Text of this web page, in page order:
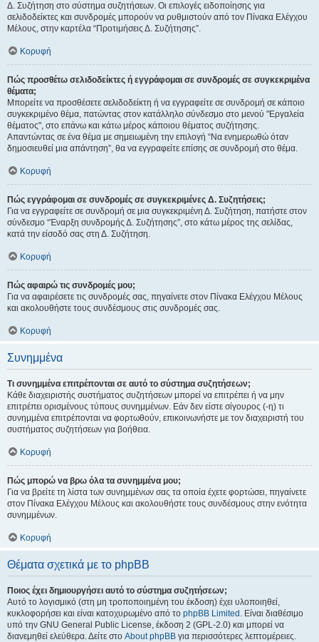
Δ. Συζήτηση στο σύστημα συζητήσεων. Οι επιλογές ειδοποίησης για
σελιδοδείκτες και συνδρομές μπορούν να ρυθμιστούν από τον Πίνακα Ελέγχου
Μέλους, στην καρτέλα “Προτιμήσεις Δ. Συζήτησης”.
Κορυφή
Πώς προσθέτω σελιδοδείκτες ή εγγράφομαι σε συνδρομές σε συγκεκριμένα
θέματα;
Μπορείτε να προσθέσετε σελιδοδείκτη ή να εγγραφείτε σε συνδρομή σε κάποιο
συγκεκριμένο θέμα, πατώντας στον κατάλληλο σύνδεσμο στο μενού "Εργαλεία
θέματος", στο επάνω και κάτω μέρος κάποιου θέματος συζήτησης.
Απαντώντας σε ένα θέμα με σημειωμένη την επιλογή “Να ενημερωθώ όταν
δημοσιευθεί μια απάντηση”, θα να εγγραφείτε επίσης σε συνδρομή στο θέμα.
Κορυφή
Πώς εγγράφομαι σε συνδρομές σε συγκεκριμένες Δ. Συζητήσεις;
Για να εγγραφείτε σε συνδρομή σε μια συγκεκριμένη Δ. Συζήτηση, πατήστε στον
σύνδεσμο “Έναρξη συνδρομής Δ. Συζήτησης”, στο κάτω μέρος της σελίδας,
κατά την είσοδό σας στη Δ. Συζήτηση.
Κορυφή
Πώς αφαιρώ τις συνδρομές μου;
Για να αφαιρέσετε τις συνδρομές σας, πηγαίνετε στον Πίνακα Ελέγχου Μέλους
και ακολουθήστε τους συνδέσμους στις συνδρομές σας.
Κορυφή
Συνημμένα
Τι συνημμένα επιτρέπονται σε αυτό το σύστημα συζητήσεων;
Κάθε διαχειριστής συστήματος συζητήσεων μπορεί να επιτρέπει ή να μην
επιτρέπει ορισμένους τύπους συνημμένων. Εάν δεν είστε σίγουρος (-η) τι
συνημμένα επιτρέπονται να φορτωθούν, επικοινωνήστε με τον διαχειριστή του
συστήματος συζητήσεων για βοήθεια.
Κορυφή
Πώς μπορώ να βρω όλα τα συνημμένα μου;
Για να βρείτε τη λίστα των συνημμένων σας τα οποία έχετε φορτώσει, πηγαίνετε
στον Πίνακα Ελέγχου Μέλους και ακολουθήστε τους συνδέσμους στην ενότητα
συνημμένων.
Κορυφή
Θέματα σχετικά με το phpBB
Ποιος έχει δημιουργήσει αυτό το σύστημα συζητήσεων;
Αυτό το λογισμικό (στη μη τροποποιημένη του έκδοση) έχει υλοποιηθεί,
κυκλοφορήσει και είναι κατοχυρωμένο από το phpBB Limited . Είναι διαθέσιμο
υπό την GNU General Public License, έκδοση 2 (GPL-2.0) και μπορεί να
διανεμηθεί ελεύθερα. Δείτε στο About phpBB για περισσότερες λεπτομέρειες.